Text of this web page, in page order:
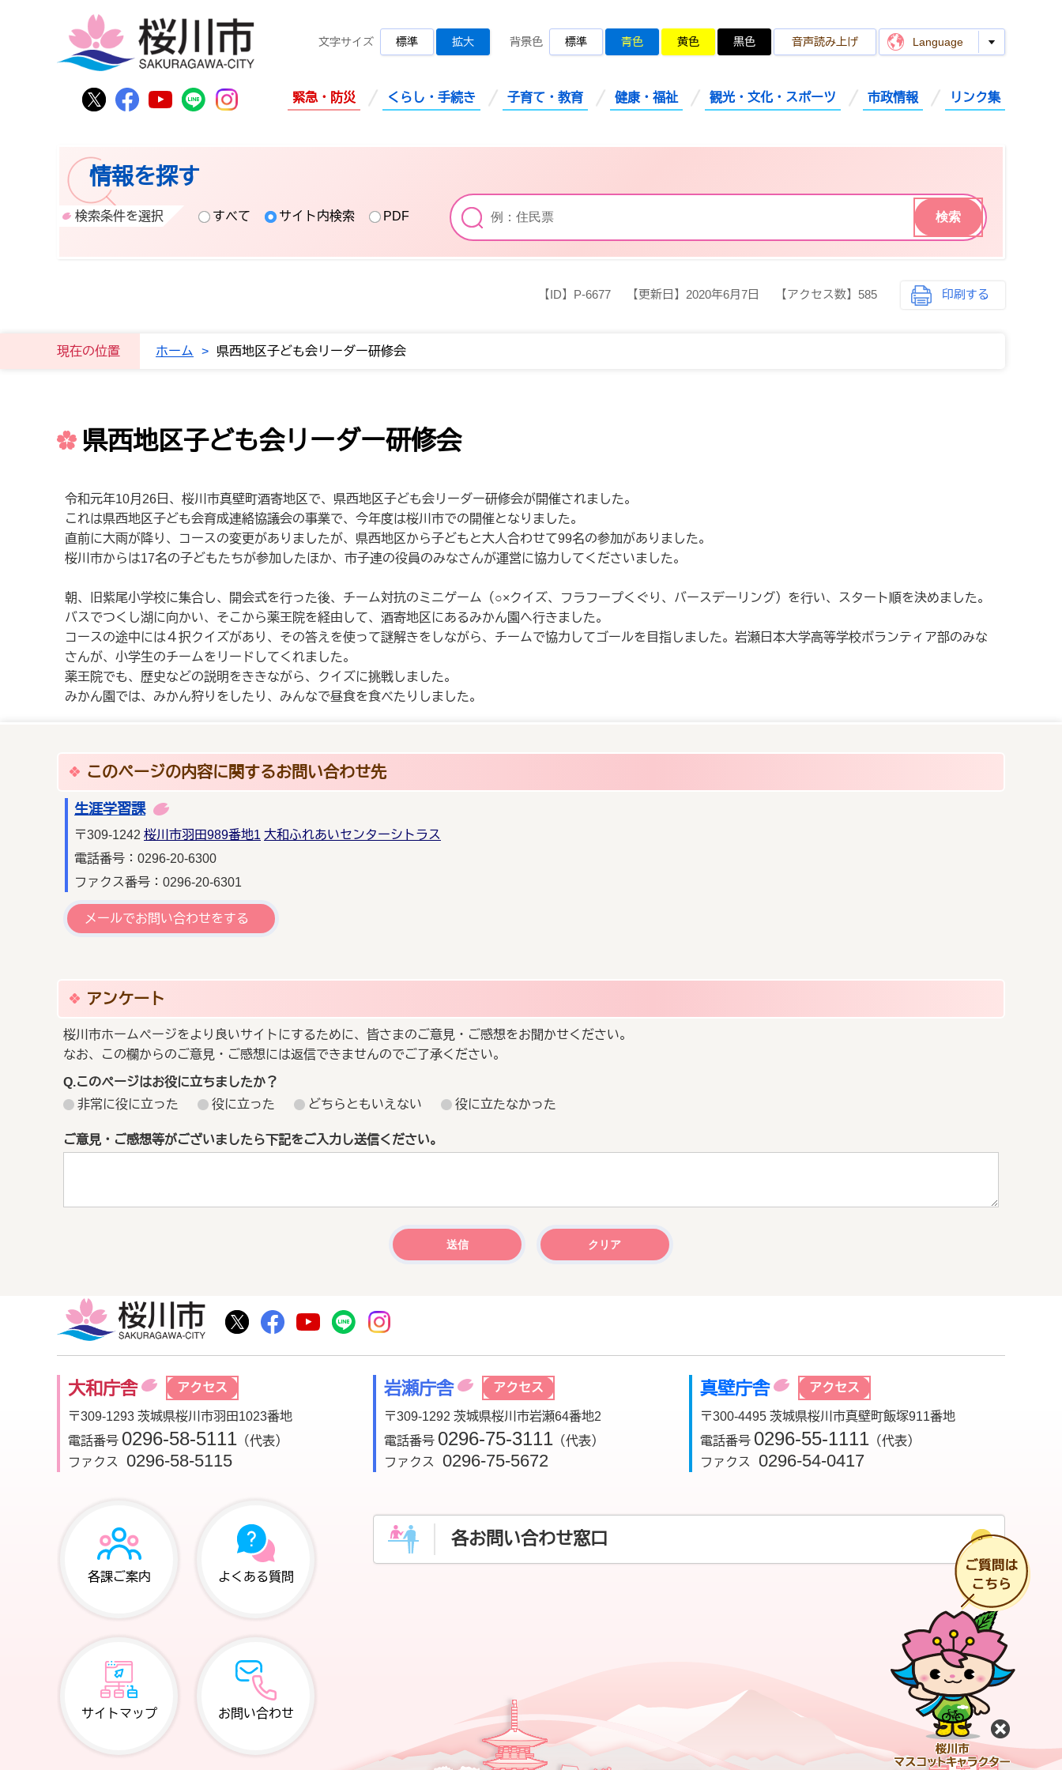
桜川市公式Twitter
桜川市公式Facebook
桜川市公式YouTube
桜川市公式LINE
Instagram
文字サイズ 標準 拡大 背景色 標準 青色 黄色 黒色 音声読み上げ Language
緊急・防災 くらし・手続き 子育て・教育 健康・福祉 観光・文化・スポーツ 市政情報 リンク集
情報を探す
検索条件を選択 すべて サイト内検索 PDF
【ID】 P-6677 【更新日】 2020年6月7日 【アクセス数】 585 印刷する
現在の位置 ホーム > 県西地区子ども会リーダー研修会
県西地区子ども会リーダー研修会
令和元年10月26日、桜川市真壁町酒寄地区で、県西地区子ども会リーダー研修会が開催されました。
これは県西地区子ども会育成連絡協議会の事業で、今年度は桜川市での開催となりました。
直前に大雨が降り、コースの変更がありましたが、県西地区から子どもと大人合わせて99名の参加がありました。
桜川市からは17名の子どもたちが参加したほか、市子連の役員のみなさんが運営に協力してくださいました。
朝、旧紫尾小学校に集合し、開会式を行った後、チーム対抗のミニゲーム（○×クイズ、フラフープくぐり、バースデーリング）を行い、スタート順を決めました。
バスでつくし湖に向かい、そこから薬王院を経由して、酒寄地区にあるみかん園へ行きました。
コースの途中には４択クイズがあり、その答えを使って謎解きをしながら、チームで協力してゴールを目指しました。岩瀬日本大学高等学校ボランティア部のみな
さんが、小学生のチームをリードしてくれました。
薬王院でも、歴史などの説明をききながら、クイズに挑戦しました。
みかん園では、みかん狩りをしたり、みんなで昼食を食べたりしました。
このページの内容に関するお問い合わせ先
生涯学習課
〒309-1242 桜川市羽田989番地1 大和ふれあいセンターシトラス
電話番号：0296-20-6300
ファクス番号：0296-20-6301
メールでお問い合わせをする
アンケート
桜川市ホームページをより良いサイトにするために、皆さまのご意見・ご感想をお聞かせください。
なお、この欄からのご意見・ご感想には返信できませんのでご了承ください。
Q.このページはお役に立ちましたか？
非常に役に立った
役に立った どちらともいえない 役に立たなかった
ご意見・ご感想等がございましたら下記をご入力し送信ください。
桜川市公式Twitter
桜川市公式Facebook
桜川市公式YouTube
桜川市公式LINE
大和庁舎 アクセス
〒309-1293 茨城県桜川市羽田1023番地
電話番号 0296-58-5111 （代表）
ファクス
0296-58-5115
岩瀬庁舎 アクセス
〒309-1292 茨城県桜川市岩瀬64番地2
電話番号 0296-75-3111 （代表）
ファクス
0296-75-5672
真壁庁舎 アクセス
〒300-4495 茨城県桜川市真壁町飯塚911番地
電話番号 0296-55-1111 （代表）
ファクス
0296-54-0417
各課ご案内 よくある質問
サイトマップ お問い合わせ
各お問い合わせ窓口